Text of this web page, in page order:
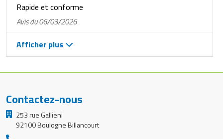
Rapide et conforme
Avis du 06/03/2026
Afficher plus
Contactez-nous
253 rue Gallieni
92100 Boulogne Billancourt